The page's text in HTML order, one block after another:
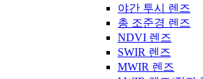
야간 투시 렌즈
총 조준경 렌즈
NDVI 렌즈
SWIR 렌즈
MWIR 렌즈